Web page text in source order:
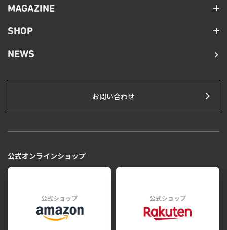
MAGAZINE
SHOP
NEWS
お問い合わせ
公式オンラインショップ
公式ショップ 公式ショップ